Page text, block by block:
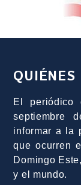
QUIÉNES
El
septiembre
informar a la
que ocurren
Domingo
y el mundo.